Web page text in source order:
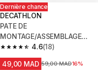
Dernière chance
DECATHLON
PATE DE
MONTAGE/ASSEMBLAGE
CARBONE4.6
4.6 out of 5 stars from 18
(18)
49,00 MAD Prix avant la réduction
59,00 MAD16%